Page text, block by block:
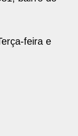
feira e